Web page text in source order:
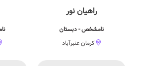
راهیان نور
نامشخص - دبستان
کرمان عنبرآباد